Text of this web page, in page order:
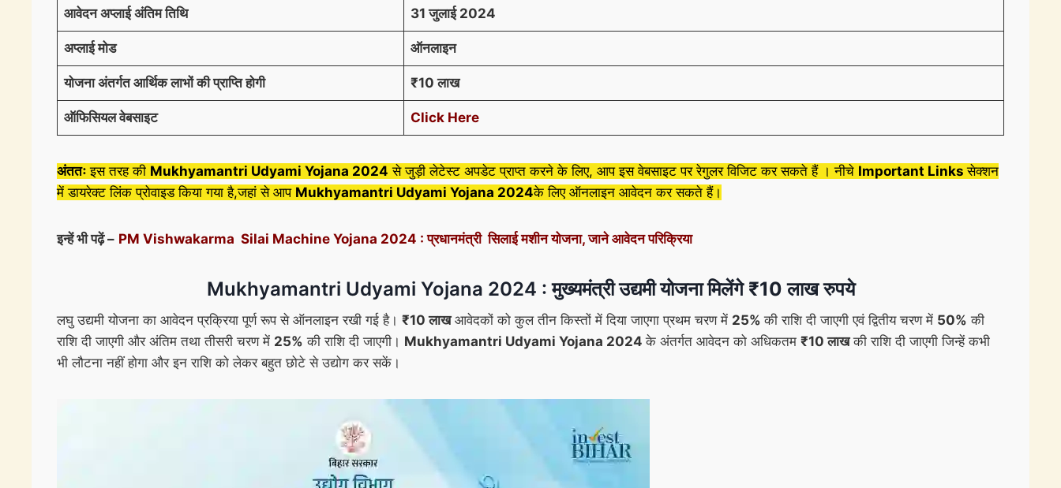
आवेदन अप्लाई अंतिम तिथि 31 जुलाई 2024
अप्लाई मोड ऑनलाइन
योजना अंतर्गत आर्थिक लाभों की प्राप्ति होगी ₹10 लाख
ऑफिसियल वेबसाइट Click Here
अंततःइस तरह की Mukhyamantri Udyami Yojana 2024 से जुड़ी लेटेस्ट अपडेट प्राप्त करने के लिए, आप इस वेबसाइट पर रेगुलर विजिट कर सकते हैं । नीचे Important Linksसेक्शन
में डायरेक्ट लिंक प्रोवाइड किया गया है,जहां से आप Mukhyamantri Udyami Yojana 2024के लिए ऑनलाइन आवेदन कर सकते हैं।
इन्हें भी पढ़ें – PM Vishwakarma Silai Machine Yojana 2024 : प्रधानमंत्री सिलाई मशीन योजना, जाने आवेदन परिक्रिया
Mukhyamantri Udyami Yojana 2024 : मुख्यमंत्री उद्यमी योजना मिलेंगे ₹10 लाखरुपये
लघु उद्यमी योजना का आवेदन प्रक्रिया पूर्ण रूप से ऑनलाइन रखी गई है। ₹10 लाखआवेदकों को कुल तीन किस्तों में दिया जाएगा प्रथम चरण में 25%की राशि दी जाएगी एवं द्वितीय चरण में 50% की
राशि दी जाएगी और अंतिम तथा तीसरी चरण में 25% की राशि दी जाएगी। Mukhyamantri Udyami Yojana 2024के अंतर्गत आवेदन को अधिकतम ₹10 लाखकी राशि दी जाएगी जिन्हें कभी
भी लौटना नहीं होगा और इन राशि को लेकर बहुत छोटे से उद्योग कर सकें।